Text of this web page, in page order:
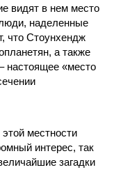
видят в нем место
наделенные
что Стоунхендж
а также
настоящее «место
местности
интерес, так
загадки